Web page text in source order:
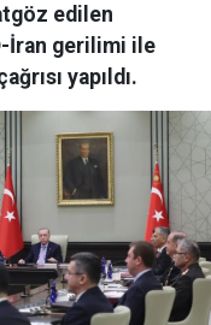
edilen
İran gerilimi ile
yapıldı.